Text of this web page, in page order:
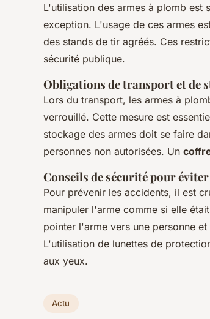
L'utilisation des armes à plomb est
exception. L'usage de ces armes
des stands de tir agréés. Ces
sécurité publique.
Obligations de transport et de
Lors du transport, les armes à
verrouillé. Cette mesure est
stockage des armes doit se faire
personnes non autorisées. Un
Conseils de sécurité pour
Pour prévenir les accidents, il est
manipuler l'arme comme si elle
pointer l'arme vers une personne
L'utilisation de lunettes de
aux yeux.
Actu